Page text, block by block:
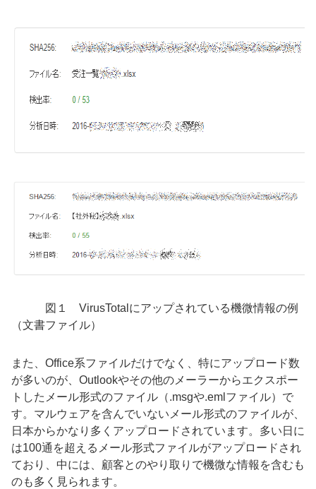
図１ VirusTotalにアップされている機微情報の例
（文書ファイル）
また、Office系ファイルだけでなく、特にアップロード数
が多いのが、Outlookやその他のメーラーからエクスポー
トしたメール形式のファイル（.msgや.emlファイル）で
す。マルウェアを含んでいないメール形式のファイルが、
日本からかなり多くアップロードされています。多い日に
は100通を超えるメール形式ファイルがアップロードされ
ており、中には、顧客とのやり取りで機微な情報を含むも
のも多く見られます。